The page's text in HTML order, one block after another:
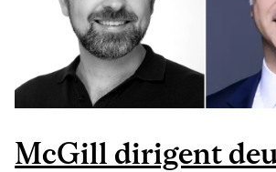
McGill dirigent